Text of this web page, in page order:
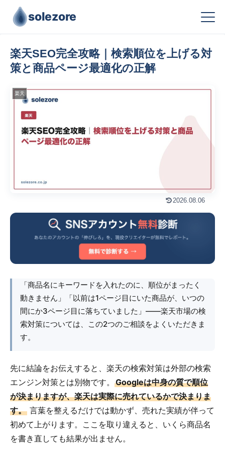
solezore
楽天SEO完全攻略｜検索順位を上げる対
策と商品ページ最適化の正解
楽天
2026.08.06
「商品名にキーワードを入れたのに、順位がまったく
動きません」「以前は1ページ目にいた商品が、いつの
間にか3ページ目に落ちていました」――楽天市場の検
索対策については、この2つのご相談をよくいただきま
す。
先に結論をお伝えすると、楽天の検索対策は外部の検索
エンジン対策とは別物です。 Googleは中身の質で順位
が決まりますが、楽天は実際に売れているかで決まりま
す。 言葉を整えるだけでは動かず、売れた実績が伴って
初めて上がります。ここを取り違えると、いくら商品名
を書き直しても結果が出ません。